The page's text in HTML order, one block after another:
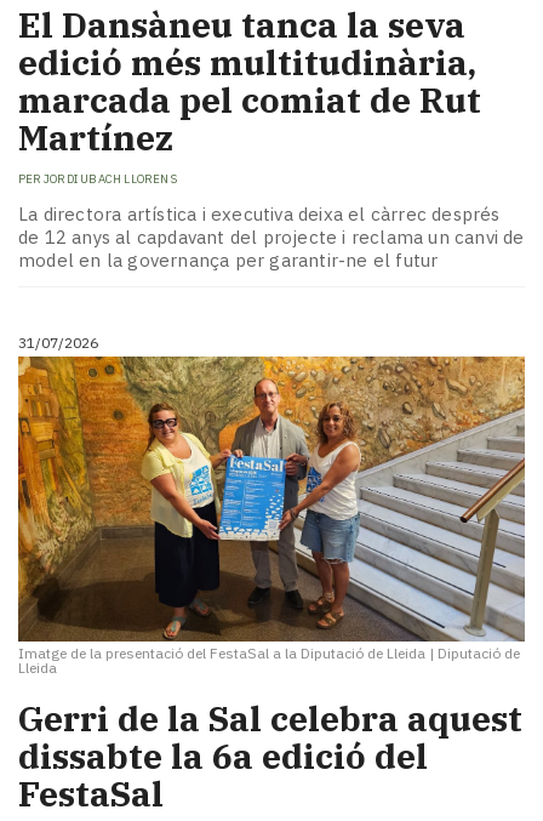
​El Dansàneu tanca la seva
edició més multitudinària,
marcada pel comiat de Rut
Martínez
PER JORDI UBACH LLORENS
La directora artística i executiva deixa el càrrec després
de 12 anys al capdavant del projecte i reclama un canvi de
model en la governança per garantir-ne el futur
31/07/2026
Imatge de la presentació del FestaSal a la Diputació de Lleida | Diputació de
Lleida
Gerri de la Sal celebra aquest
dissabte la 6a edició del
FestaSal